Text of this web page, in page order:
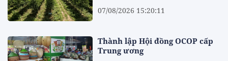
07/08/2026 15:20:11
Thành lập Hội đồng OCOP cấp
Trung ương